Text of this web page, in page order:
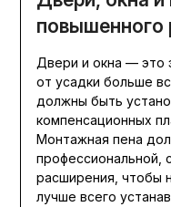
повышенного
Двери и окна — это
от усадки больше
должны быть
компенсационных
Монтажная пена
профессиональной,
расширения, чтобы
лучше всего